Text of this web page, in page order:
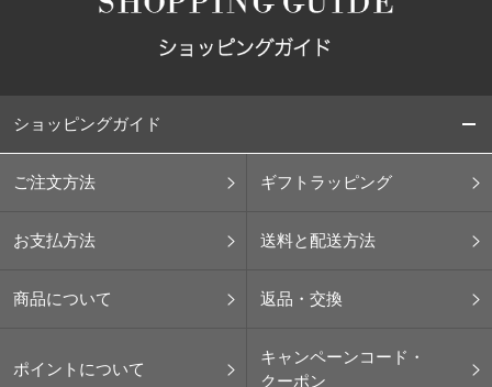
ショッピングガイド
ご注文方法 ギフトラッピング
お支払方法 送料と配送方法
商品について 返品・交換
ポイントについて
キャンペーンコード・
クーポン